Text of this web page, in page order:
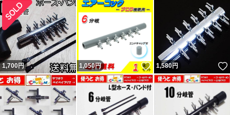
主に支払手続から1～2、2～3日で発送と設定して出品
し、その通り発送しています。 翌日発送とならない場合
もあります。 勝手な要求通り発送しなかったから「気分
悪い」「誠実ではない」と悪い・どちらでもない 評価し
てきた異常者達がいたので記載しておきます。
1,700円 1,050円 いいね！
1,580円